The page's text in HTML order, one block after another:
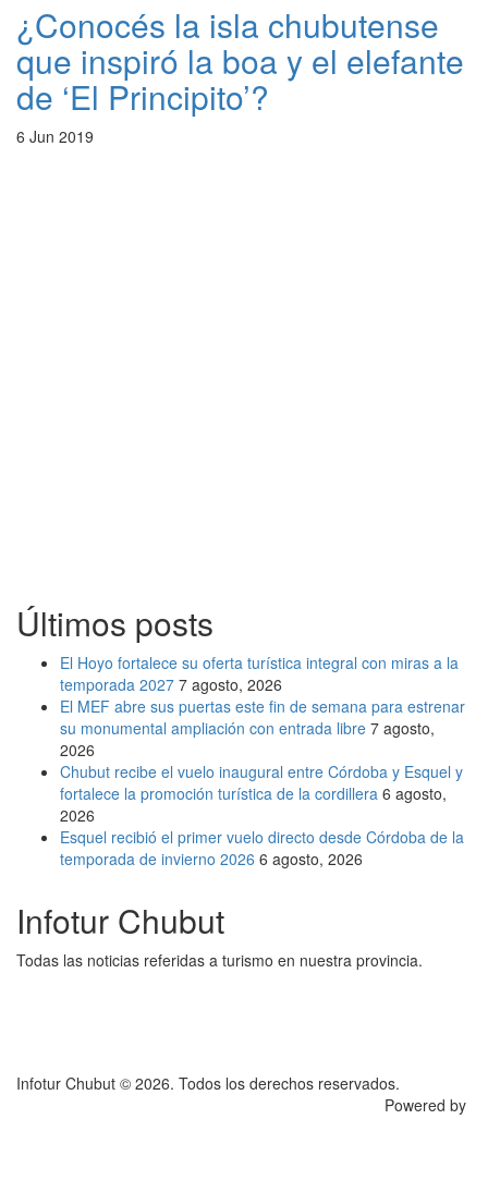
¿Conocés la isla chubutense
que inspiró la boa y el elefante
de ‘El Principito’?
6 Jun 2019
Últimos posts
El Hoyo fortalece su oferta turística integral con miras a la
temporada 2027 7 agosto, 2026
El MEF abre sus puertas este fin de semana para estrenar
su monumental ampliación con entrada libre 7 agosto,
2026
Chubut recibe el vuelo inaugural entre Córdoba y Esquel y
fortalece la promoción turística de la cordillera 6 agosto,
2026
Esquel recibió el primer vuelo directo desde Córdoba de la
temporada de invierno 2026 6 agosto, 2026
Infotur Chubut
Todas las noticias referidas a turismo en nuestra provincia.
Infotur Chubut © 2026. Todos los derechos reservados.
Powered by